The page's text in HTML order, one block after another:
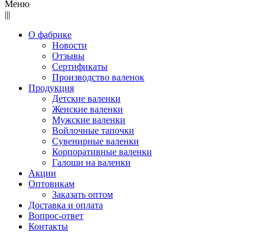
Меню
|||
О фабрике
Новости
Отзывы
Сертификаты
Производство валенок
Продукция
Детские валенки
Женские валенки
Мужские валенки
Войлочные тапочки
Сувенирные валенки
Корпоративные валенки
Галоши на валенки
Акции
Оптовикам
Заказать оптом
Доставка и оплата
Вопрос-ответ
Контакты